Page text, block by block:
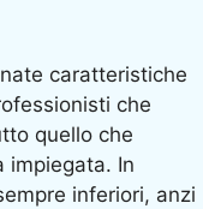
caratteristiche
che
quello che
impiegata. In
inferiori, anzi